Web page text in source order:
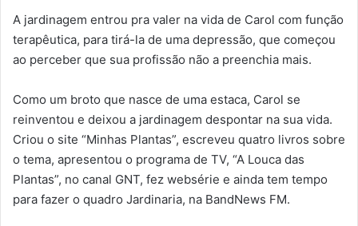
A jardinagem entrou pra valer na vida de Carol com função
terapêutica, para tirá-la de uma depressão, que começou
ao perceber que sua profissão não a preenchia mais.
Como um broto que nasce de uma estaca, Carol se
reinventou e deixou a jardinagem despontar na sua vida.
Criou o site “Minhas Plantas”, escreveu quatro livros sobre
o tema, apresentou o programa de TV, “A Louca das
Plantas”, no canal GNT, fez websérie e ainda tem tempo
para fazer o quadro Jardinaria, na BandNews FM.